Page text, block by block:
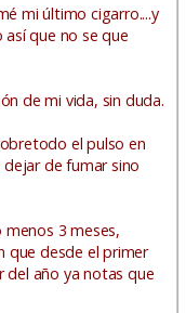
mi último cigarro....y
que no se que
de mi vida, sin duda.
el pulso en
de fumar sino
3 meses,
que desde el primer
del año ya notas que